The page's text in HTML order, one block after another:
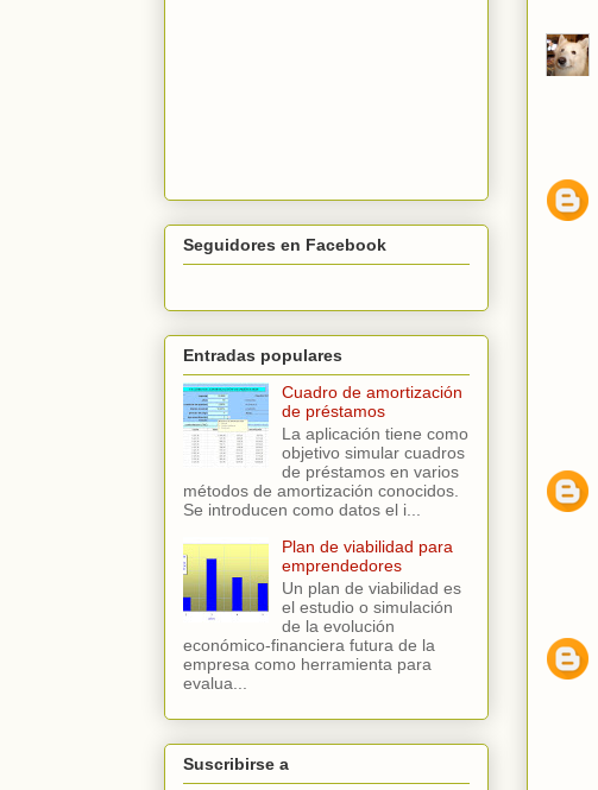
Seguidores en Facebook
Entradas populares
Cuadro de amortización
de préstamos
La aplicación tiene como
objetivo simular cuadros
de préstamos en varios
métodos de amortización conocidos.
Se introducen como datos el i...
Plan de viabilidad para
emprendedores
Un plan de viabilidad es
el estudio o simulación
de la evolución
económico-financiera futura de la
empresa como herramienta para
evalua...
Suscribirse a